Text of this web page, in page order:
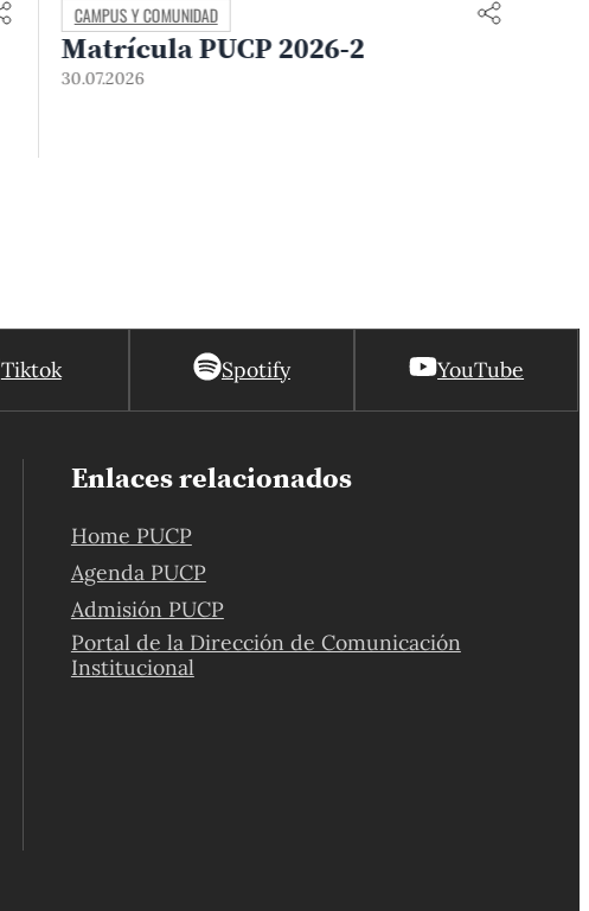
CAMPUS Y COMUNIDAD
Matrícula PUCP 2026-2
30.07.2026
Tiktok Spotify YouTube
Enlaces relacionados
Home PUCP
Agenda PUCP
Admisión PUCP
Portal de la Dirección de Comunicación
Institucional